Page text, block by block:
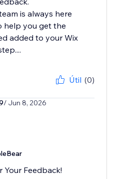
is always here
help you get the
added to your Wix
Útil (0)
/ Jun 8, 2026
Your Feedback!